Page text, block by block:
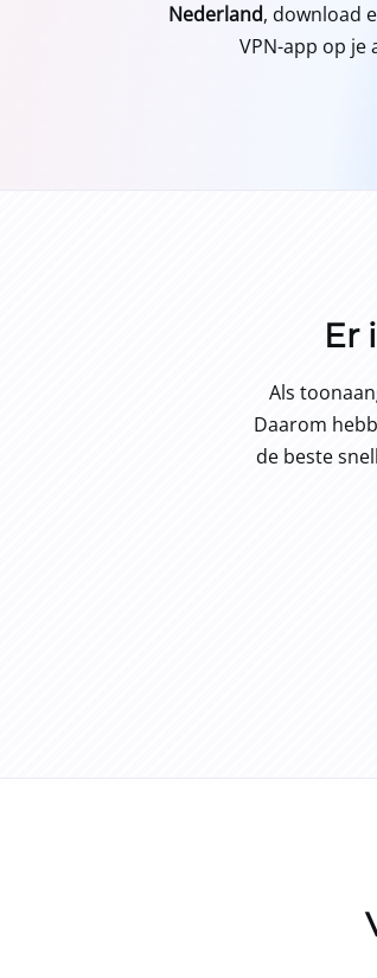
Nederland, download
VPN-app op je
Er
Als
Daarom
de beste